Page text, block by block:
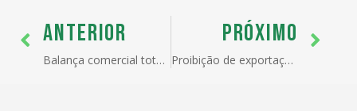
ANTERIOR
Balança comercial totaliza US$ 327,2 bilhões no ano com superávit de US$ 184,8 bilhões
PRÓXIMO
Proibição de exportação de lâmpadas fluorescentes pelo Ibama